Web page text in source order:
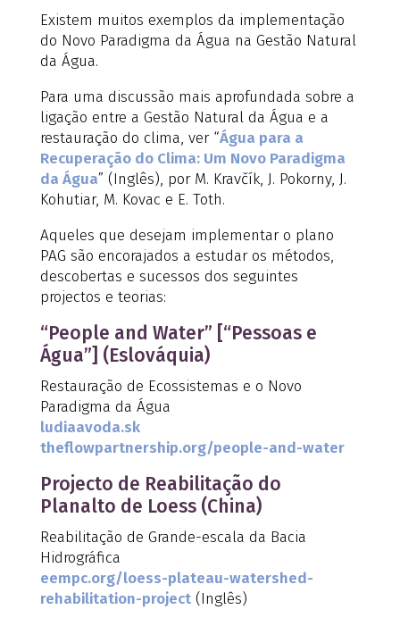
Existem muitos exemplos da implementação
do Novo Paradigma da Água na Gestão Natural
da Água.
Para uma discussão mais aprofundada sobre a
ligação entre a Gestão Natural da Água e a
restauração do clima, ver “Água para a
Recuperação do Clima: Um Novo Paradigma
da Água” (Inglês), por M. Kravčík, J. Pokorny, J.
Kohutiar, M. Kovac e E. Toth.
Aqueles que desejam implementar o plano
PAG são encorajados a estudar os métodos,
descobertas e sucessos dos seguintes
projectos e teorias:
“People and Water” [“Pessoas e
Água”] (Eslováquia)
Restauração de Ecossistemas e o Novo
Paradigma da Água
ludiaavoda.sk
theflowpartnership.org/people-and-water
Projecto de Reabilitação do
Planalto de Loess (China)
Reabilitação de Grande-escala da Bacia
Hidrográfica
eempc.org/loess-plateau-watershed-
rehabilitation-project(Inglês)